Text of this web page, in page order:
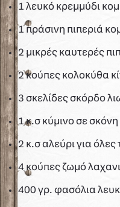
1 λευκό κρεμμύδι
1 πράσινη πιπεριά
2 μικρές καυτερές
2 κούπες κολοκύθα
3 σκελίδες σκόρδο
1 κ.σ κύμινο σε σκόνη
2 κ.σ αλεύρι για όλες
4 κούπες ζωμό
400 γρ. φασόλια